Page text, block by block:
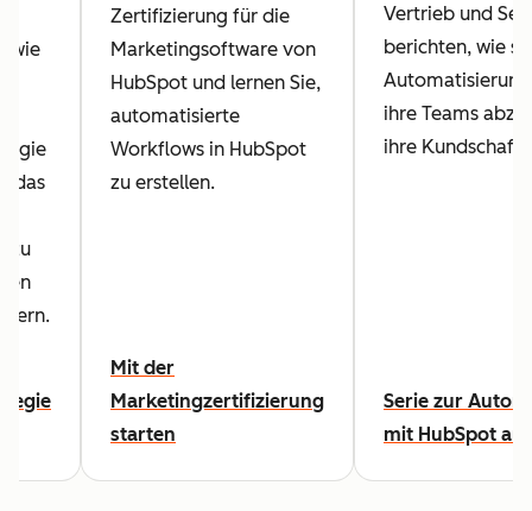
wie
das
zu
Zertifizierung für die
Marketingsoftware von
HubSpot und lernen Sie,
automatisierte
Workflows in HubSpot
zu erstellen.
Mit der
Marketingzertifizierung
starten
Vertrieb und
berichten, wie
ihre Teams
ihre Kundschaft
Serie zur
mit HubSpot